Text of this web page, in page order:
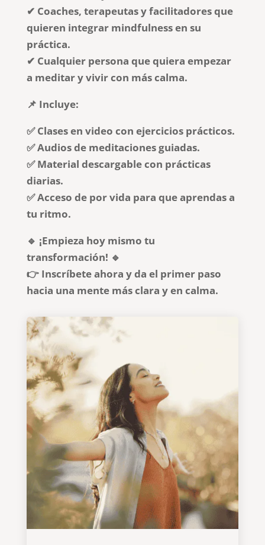
✔ Coaches, terapeutas y facilitadores que
quieren integrar mindfulness en su
práctica.
✔ Cualquier persona que quiera empezar
a meditar y vivir con más calma.
📌 Incluye:
✅ Clases en video con ejercicios prácticos.
✅ Audios de meditaciones guiadas.
✅ Material descargable con prácticas
diarias.
✅ Acceso de por vida para que aprendas a
tu ritmo.
🔹 ¡Empieza hoy mismo tu
transformación! 🔹
👉 Inscríbete ahora y da el primer paso
hacia una mente más clara y en calma.